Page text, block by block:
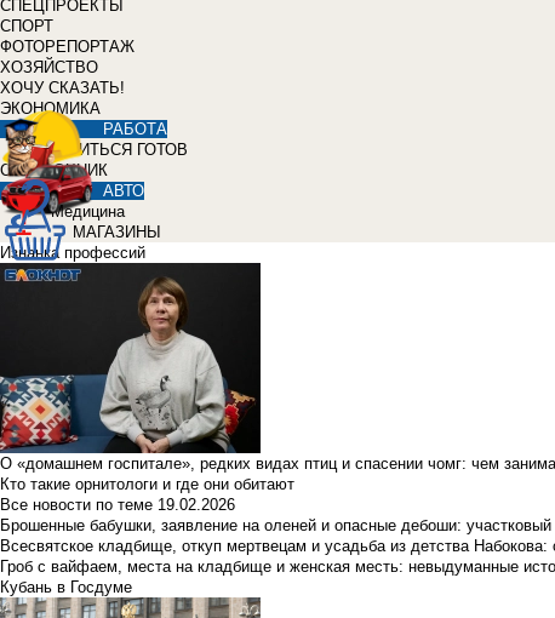
СПЕЦПРОЕКТЫ
СПОРТ
ФОТОРЕПОРТАЖ
ХОЗЯЙСТВО
ХОЧУ СКАЗАТЬ!
ЭКОНОМИКА
РАБОТА
УЧИТЬСЯ ГОТОВ
СПРАВОЧНИК
АВТО
Медицина
МАГАЗИНЫ
Изнанка профессий
О «домашнем госпитале», редких видах птиц и спасении чомг: чем
Кто такие орнитологи и где они обитают
Все новости по теме 19.02.2026
Брошенные бабушки, заявление на оленей и опасные дебоши:
Всесвятское кладбище, откуп мертвецам и усадьба из детства Набокова:
Гроб с вайфаем, места на кладбище и женская месть: невыдуманные
Кубань в Госдуме